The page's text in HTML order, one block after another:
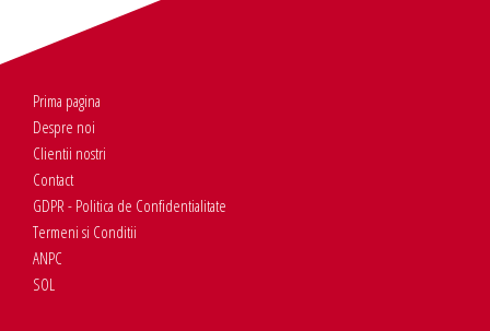
Prima pagina
Despre noi
Clientii nostri
Contact
GDPR - Politica de Confidentialitate
Termeni si Conditii
ANPC
SOL